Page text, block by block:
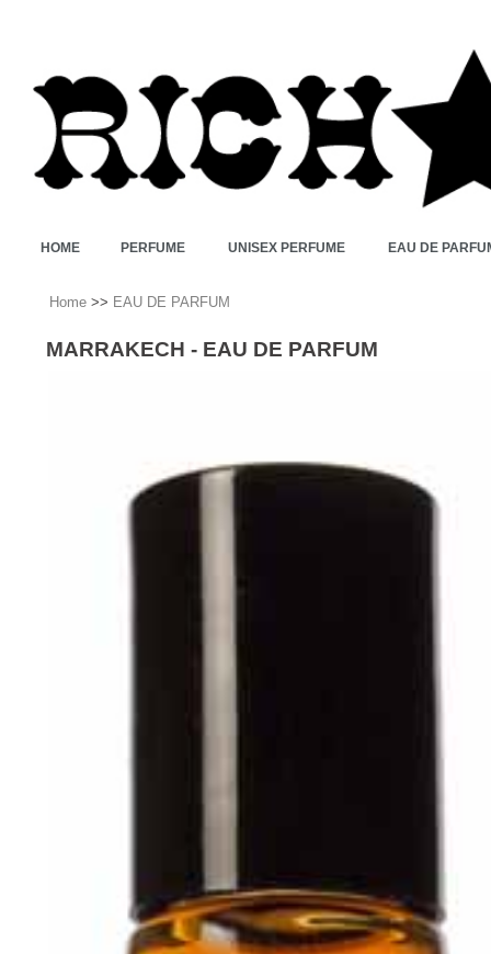
HOME PERFUME UNISEX PERFUME EAU DE
Home >> EAU DE PARFUM
MARRAKECH - EAU DE PARFUM